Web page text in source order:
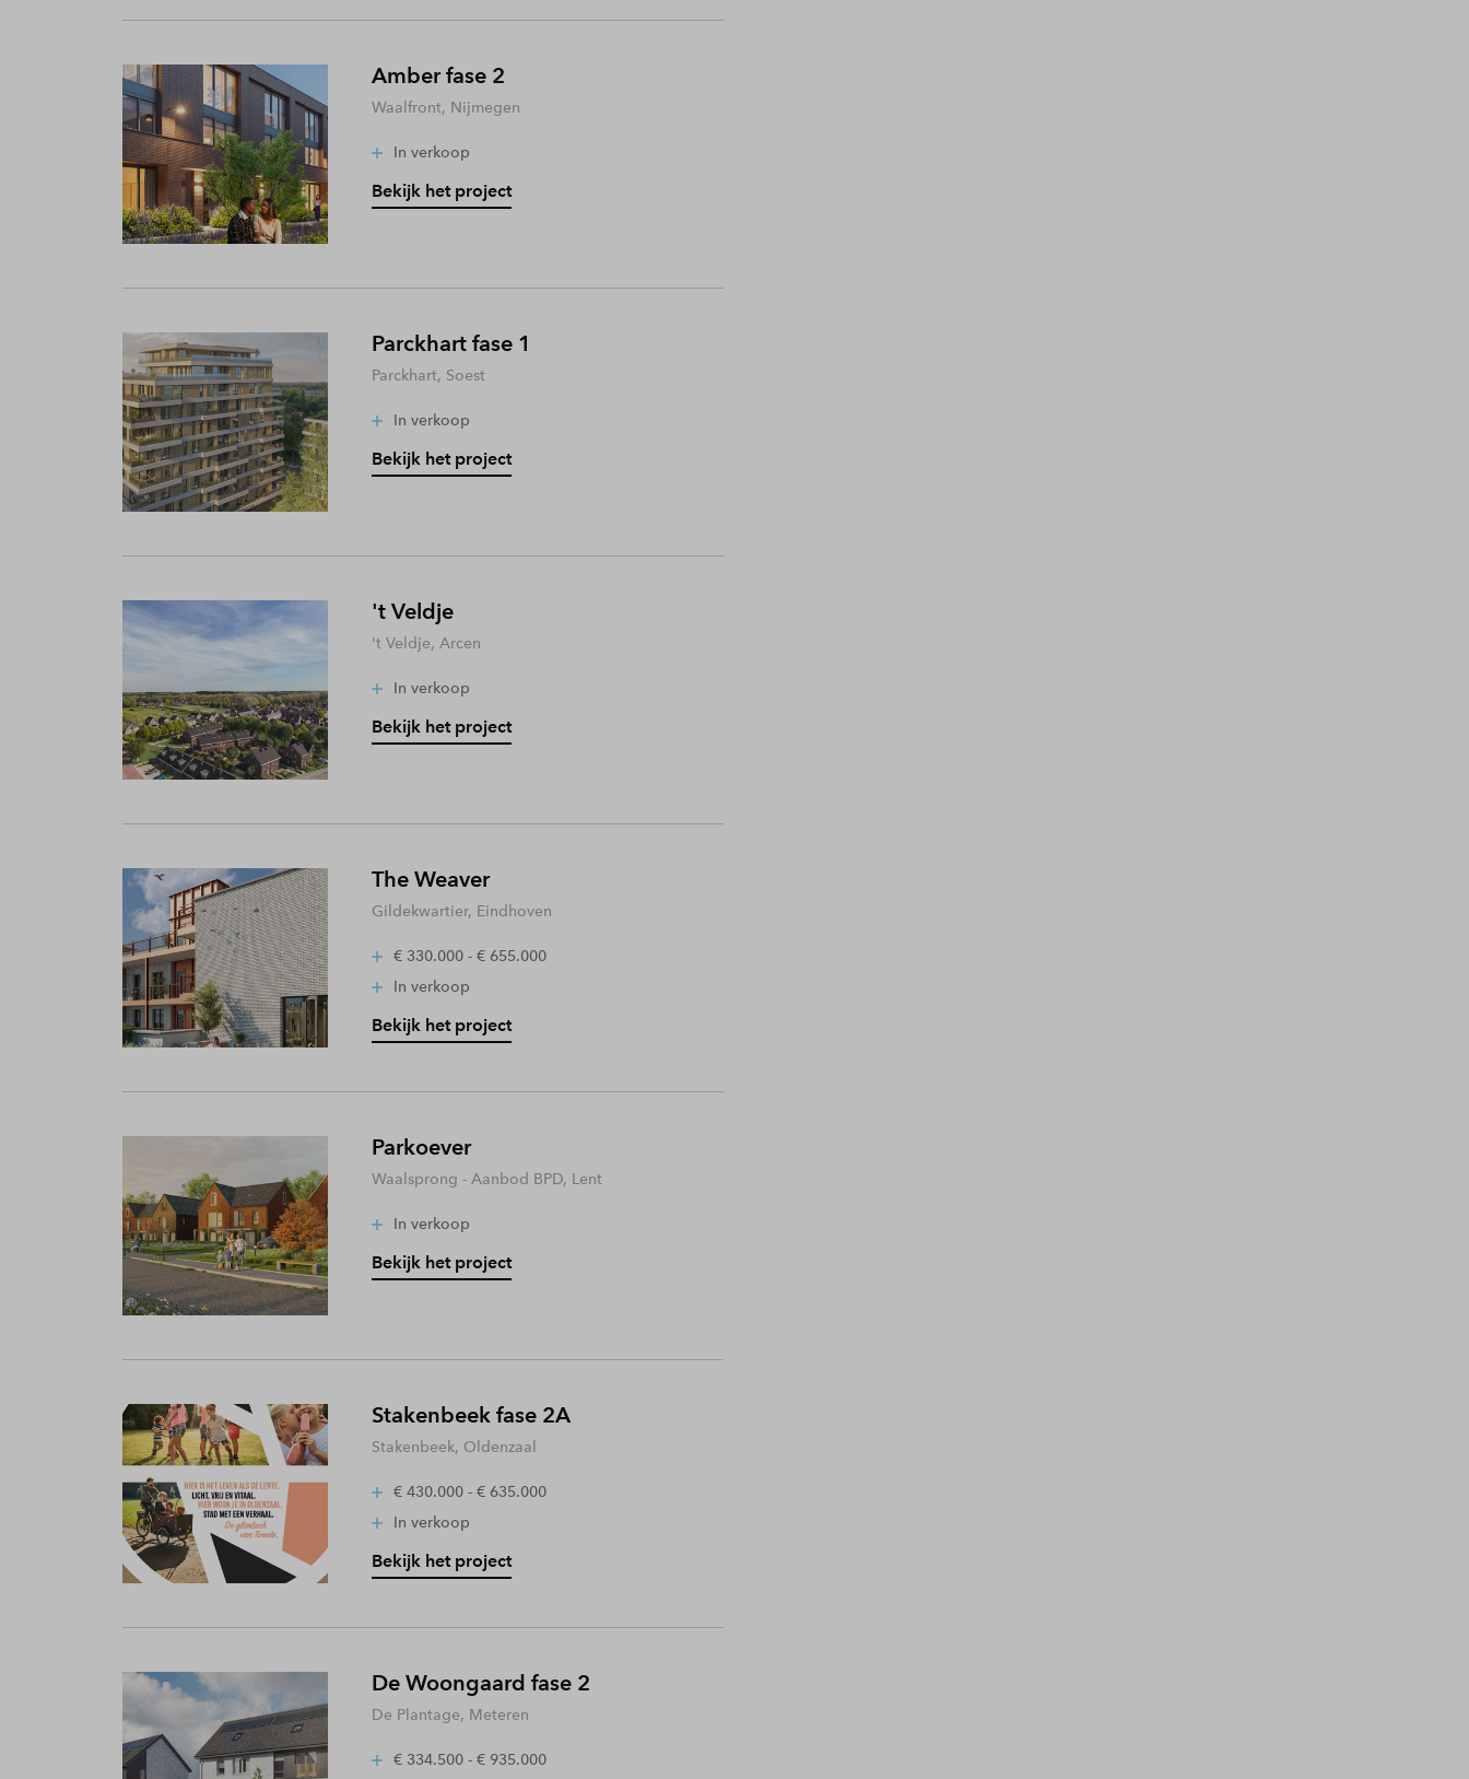
Amber fase 2
Waalfront, Nijmegen
In verkoop
Bekijk het project
Parckhart fase 1
Parckhart, Soest
In verkoop
Bekijk het project
't Veldje
't Veldje, Arcen
In verkoop
Bekijk het project
The Weaver
Gildekwartier, Eindhoven
€ 330.000 - € 655.000
In verkoop
Bekijk het project
Parkoever
Waalsprong - Aanbod BPD, Lent
In verkoop
Bekijk het project
Stakenbeek fase 2A
Stakenbeek, Oldenzaal
€ 430.000 - € 635.000
In verkoop
Bekijk het project
De Woongaard fase 2
De Plantage, Meteren
€ 334.500 - € 935.000